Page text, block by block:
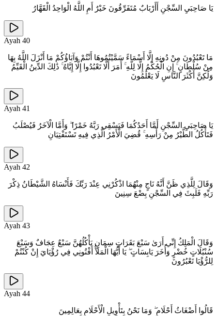
يَا صَاحِبَيِ السِّجْنِ أَأَرْبَابٌ مُتَفَرِّقُونَ خَيْرٌ أَمِ اللَّهُ الْوَاحِدُ الْقَهَّارُ
Ayah 40
مَا تَعْبُدُونَ مِنْ دُونِهِ إِلَّا أَسْمَاءً سَمَّيْتُمُوهَا أَنْتُمْ وَآبَاؤُكُمْ مَا أَنْزَلَ اللَّهُ بِهَا
مِنْ سُلْطَانٍ ۚ إِنِ الْحُكْمُ إِلَّا لِلَّهِ ۚ أَمَرَ أَلَّا تَعْبُدُوا إِلَّا إِيَّاهُ ۚ ذَٰلِكَ الدِّينُ الْقَيِّمُ
وَلَٰكِنَّ أَكْثَرَ النَّاسِ لَا يَعْلَمُونَ
Ayah 41
يَا صَاحِبَيِ السِّجْنِ أَمَّا أَحَدُكُمَا فَيَسْقِي رَبَّهُ خَمْرًا ۖ وَأَمَّا الْآخَرُ فَيُصْلَبُ
فَتَأْكُلُ الطَّيْرُ مِنْ رَأْسِهِ ۚ قُضِيَ الْأَمْرُ الَّذِي فِيهِ تَسْتَفْتِيَانِ
Ayah 42
وَقَالَ لِلَّذِي ظَنَّ أَنَّهُ نَاجٍ مِنْهُمَا اذْكُرْنِي عِنْدَ رَبِّكَ فَأَنْسَاهُ الشَّيْطَانُ ذِكْرَ
رَبِّهِ فَلَبِثَ فِي السِّجْنِ بِضْعَ سِنِينَ
Ayah 43
وَقَالَ الْمَلِكُ إِنِّي أَرَىٰ سَبْعَ بَقَرَاتٍ سِمَانٍ يَأْكُلُهُنَّ سَبْعٌ عِجَافٌ وَسَبْعَ
سُنْبُلَاتٍ خُضْرٍ وَأُخَرَ يَابِسَاتٍ ۖ يَا أَيُّهَا الْمَلَأُ أَفْتُونِي فِي رُؤْيَايَ إِنْ كُنْتُمْ
لِلرُّؤْيَا تَعْبُرُونَ
Ayah 44
قَالُوا أَضْغَاثُ أَحْلَامٍ ۖ وَمَا نَحْنُ بِتَأْوِيلِ الْأَحْلَامِ بِعَالِمِينَ